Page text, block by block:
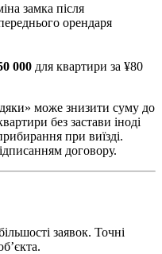
замка після
орендаря
000 для квартири за ¥80
може знизити суму до
без застави іноді
при виїзді.
договору.
заявок. Точні